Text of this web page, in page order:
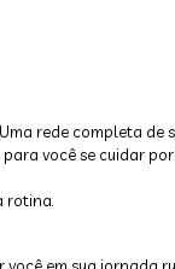
rede completa de
você se cuidar
rotina.